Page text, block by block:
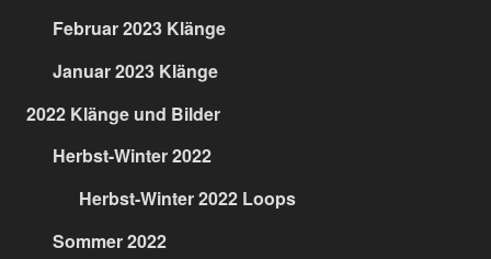
Februar 2023 Klänge
Januar 2023 Klänge
2022 Klänge und Bilder
Herbst-Winter 2022
Herbst-Winter 2022 Loops
Sommer 2022